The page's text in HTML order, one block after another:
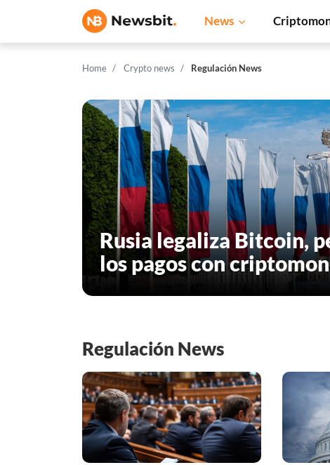
News
Home Crypto news Regulación News
Rusia legaliza Bitcoin,
los pagos con
Regulación News